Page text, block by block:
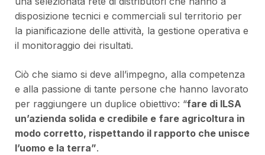
disposizione tecnici e commerciali sul territorio per
la pianificazione delle attività, la gestione operativa e
il monitoraggio dei risultati.
Ciò che siamo si deve all’impegno, alla competenza
e alla passione di tante persone che hanno lavorato
per raggiungere un duplice obiettivo: “fare di ILSA
un’azienda solida e credibile e fare agricoltura in
modo corretto, rispettando il rapporto che unisce
l’uomo e la terra”.